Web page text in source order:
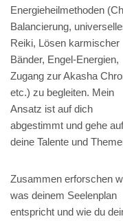
Energieheilmethoden
Balancierung,
Reiki, Lösen karmischer
Bänder, Engel-Energien,
Zugang zur Akasha
etc.) zu begleiten. Mein
Ansatz ist auf dich
abgestimmt und gehe auf
deine Talente und
Zusammen erforschen
was deinem Seelenplan
entspricht und wie du